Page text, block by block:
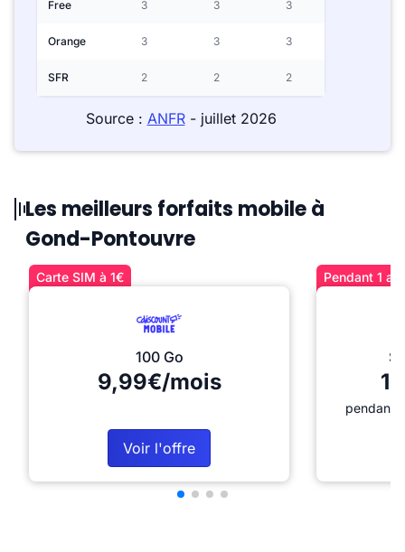
Free 3 3 3
Orange 3 3 3
SFR 2 2 2
Source : ANFR- juillet 2026
Les meilleurs forfaits mobile à
Gond-Pontouvre
Carte SIM à 1€
100 Go
9,99€/mois
Voir l'offre
Pendant 1
pendant